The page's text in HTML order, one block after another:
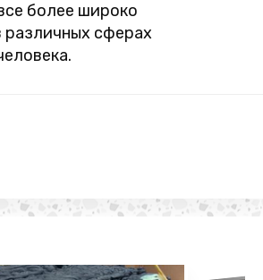
более широко
различных сферах